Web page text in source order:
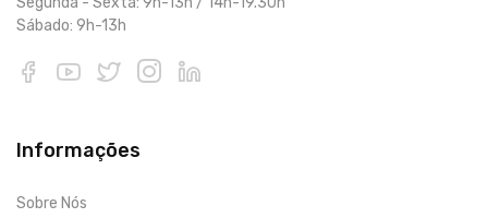
Sábado: 9h-13h
Informações
Sobre Nós